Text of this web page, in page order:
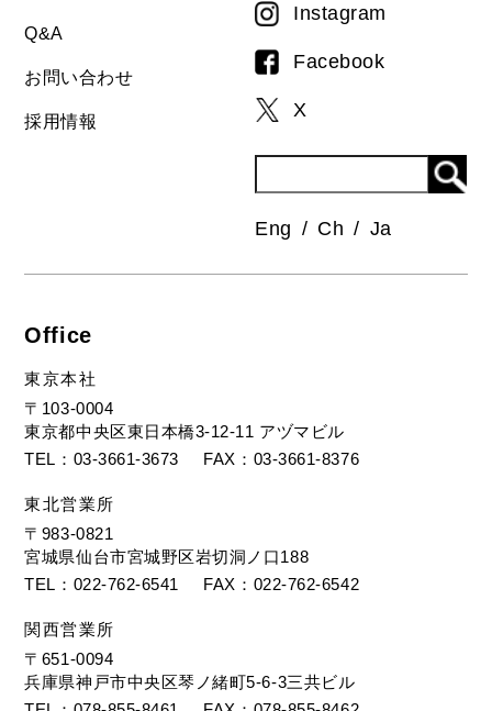
Q&A
お問い合わせ
採用情報
Instagram
Facebook
X
Eng Ch Ja
Office
東京本社
〒103-0004
東京都中央区東日本橋3-12-11 アヅマビル
TEL
03-3661-3673 FAX 03-3661-8376
東北営業所
〒983-0821
宮城県仙台市宮城野区岩切洞ノ口188
TEL
022-762-6541 FAX 022-762-6542
関西営業所
〒651-0094
兵庫県神戸市中央区琴ノ緒町5-6-3三共ビル